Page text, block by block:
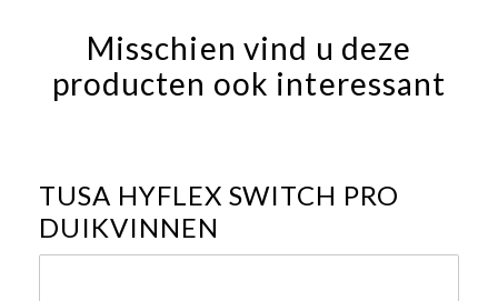
Misschien vind u deze
producten ook interessant
TUSA HYFLEX SWITCH PRO
DUIKVINNEN